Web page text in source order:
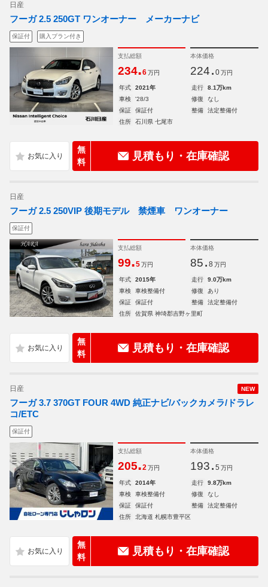
日産
フーガ 2.5 250GT ワンオーナー メーカーナビ
保証付 購入プラン付き
支払総額
234.6 万円
本体価格
224. 0 万円
年式 2021年 走行
8.1万km
車検
'28/3 修復
なし
保証
保証付 整備
法定整備付
住所
石川県 七尾市
無
料
見積もり・在庫確認
日産
フーガ 2.5 250VIP 後期モデル 禁煙車 ワンオーナー
保証付
支払総額
99.5 万円
本体価格
85. 8 万円
年式 2015年 走行
9.0万km
車検
車検整備付 修復
あり
保証
保証付 整備
法定整備付
住所
佐賀県 神埼郡吉野ヶ里町
無
料
見積もり・在庫確認
NEW
日産
フーガ 3.7 370GT FOUR 4WD 純正ナビ/バックカメラ/ドラレ
コ/ETC
保証付
支払総額
205.2 万円
本体価格
193. 5 万円
年式 2014年 走行
9.8万km
車検
車検整備付 修復
なし
保証
保証付 整備
法定整備付
住所
北海道 札幌市豊平区
無
料
見積もり・在庫確認